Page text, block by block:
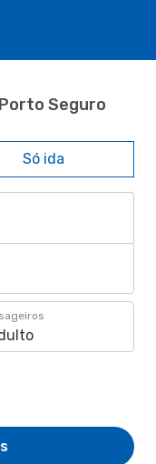
Seguro
Só ida